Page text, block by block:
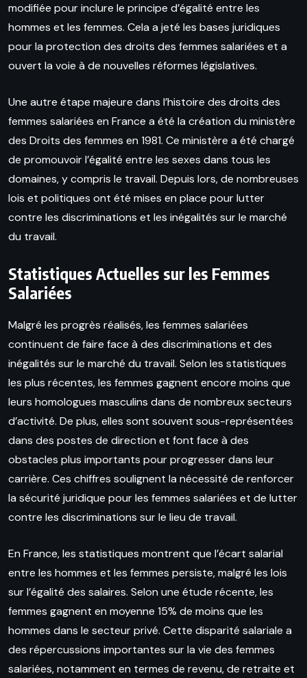
modifiée pour inclure le principe d’égalité entre les
hommes et les femmes. Cela a jeté les bases juridiques
pour la protection des droits des femmes salariées et a
ouvert la voie à de nouvelles réformes législatives.
Une autre étape majeure dans l’histoire des droits des
femmes salariées en France a été la création du ministère
des Droits des femmes en 1981. Ce ministère a été chargé
de promouvoir l’égalité entre les sexes dans tous les
domaines, y compris le travail. Depuis lors, de nombreuses
lois et politiques ont été mises en place pour lutter
contre les discriminations et les inégalités sur le marché
du travail.
Statistiques Actuelles sur les Femmes
Salariées
Malgré les progrès réalisés, les femmes salariées
continuent de faire face à des discriminations et des
inégalités sur le marché du travail. Selon les statistiques
les plus récentes, les femmes gagnent encore moins que
leurs homologues masculins dans de nombreux secteurs
d’activité. De plus, elles sont souvent sous-représentées
dans des postes de direction et font face à des
obstacles plus importants pour progresser dans leur
carrière. Ces chiffres soulignent la nécessité de renforcer
la sécurité juridique pour les femmes salariées et de lutter
contre les discriminations sur le lieu de travail.
En France, les statistiques montrent que l’écart salarial
entre les hommes et les femmes persiste, malgré les lois
sur l’égalité des salaires. Selon une étude récente, les
femmes gagnent en moyenne 15% de moins que les
hommes dans le secteur privé. Cette disparité salariale a
des répercussions importantes sur la vie des femmes
salariées, notamment en termes de revenu, de retraite et